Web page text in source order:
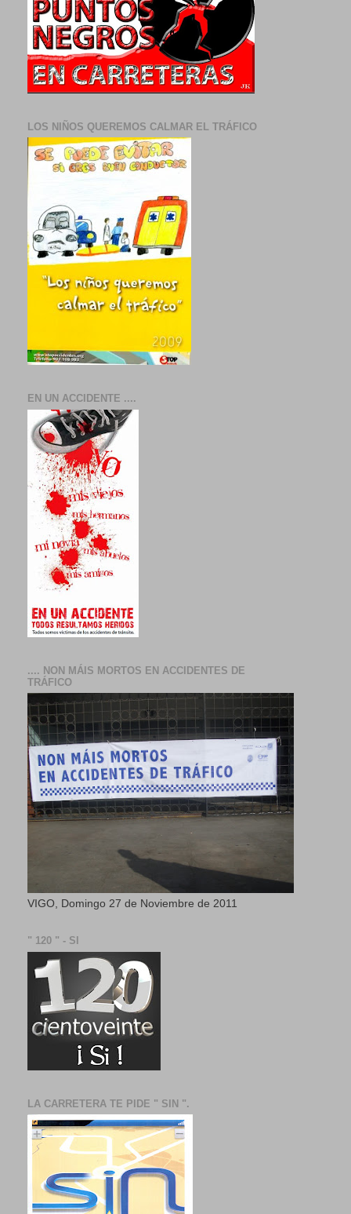
LOS NIÑOS QUEREMOS CALMAR EL TRÁFICO
EN UN ACCIDENTE ....
.... NON MÁIS MORTOS EN ACCIDENTES DE
TRÁFICO
VIGO, Domingo 27 de Noviembre de 2011
" 120 " - SI
LA CARRETERA TE PIDE " SIN ".